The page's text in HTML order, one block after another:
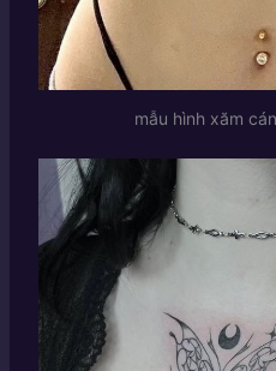
mẫu hình xăm